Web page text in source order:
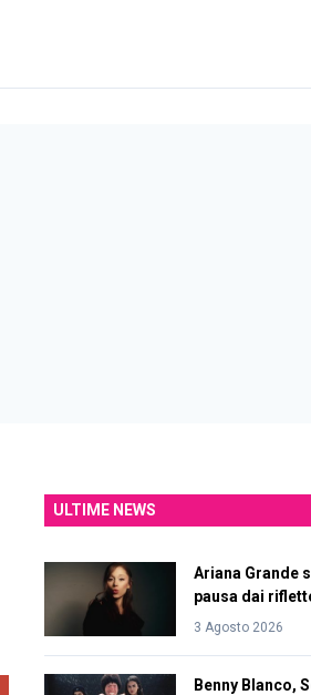
ULTIME NEWS
Ariana Grande
pausa dai
3 Agosto 2026
Benny Blanco,